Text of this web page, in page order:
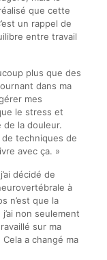
que cette
un rappel de
entre travail
plus que des
dans ma
mes
le stress et
de la douleur.
de techniques de
avec ça. »
décidé de
à
n’est que la
non seulement
sur ma
a changé ma